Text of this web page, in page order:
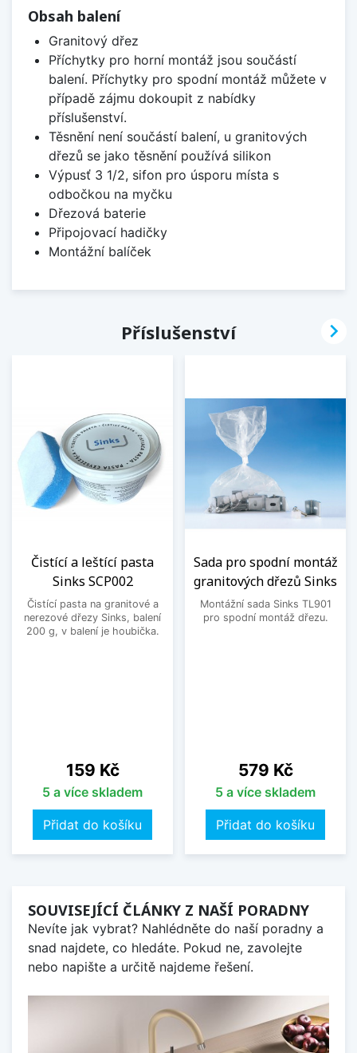
Obsah balení
Granitový dřez
Příchytky pro horní montáž jsou součástí
balení. Příchytky pro spodní montáž můžete v
případě zájmu dokoupit z nabídky
příslušenství.
Těsnění není součástí balení, u granitových
dřezů se jako těsnění používá silikon
Výpusť 3 1/2, sifon pro úsporu místa s
odbočkou na myčku
Dřezová baterie
Připojovací hadičky
Montážní balíček
Příslušenství
Čistící a leštící pasta
Sinks SCP002
Čistící pasta na granitové a
nerezové dřezy Sinks, balení
200 g, v balení je houbička.
Cena
159 Kč
5 a více skladem
Přidat do košíku
Sada pro spodní montáž
granitových dřezů Sinks
Montážní sada Sinks TL901
pro spodní montáž dřezu.
Cena
579 Kč
5 a více skladem
Přidat do košíku

SOUVISEJÍCÍ ČLÁNKY Z NAŠÍ PORADNY
Nevíte jak vybrat? Nahlédněte do naší poradny a
snad najdete, co hledáte. Pokud ne, zavolejte
nebo napište a určitě najdeme řešení.